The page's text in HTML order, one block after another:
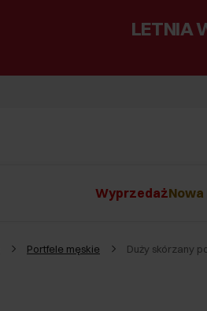
LETNIA
WyprzedażNowa
Portfele męskie Duży skórzany